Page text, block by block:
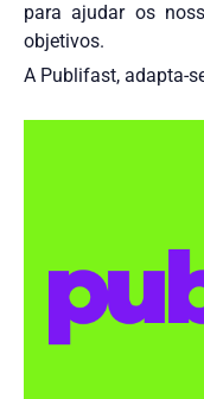
para ajudar os
objetivos.
A Publifast, adapta-